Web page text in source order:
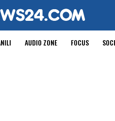
AUDIO ZONE FOCUS